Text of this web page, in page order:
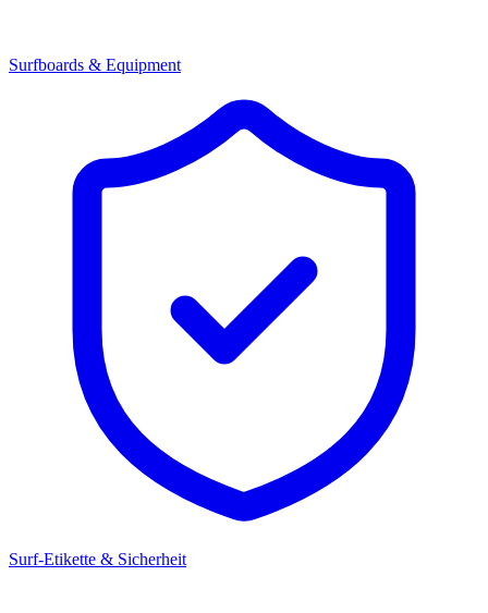
Surfboards & Equipment
Surf-Etikette & Sicherheit